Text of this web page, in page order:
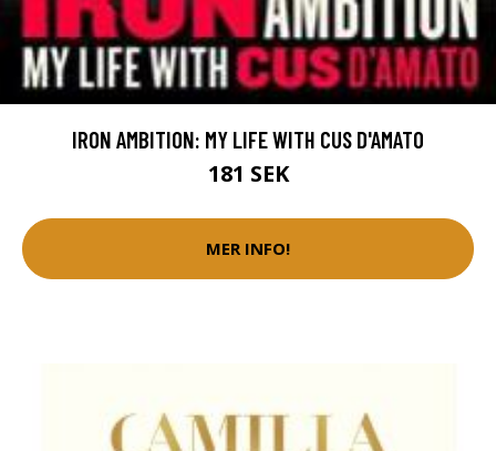
IRON AMBITION: MY LIFE WITH CUS D'AMATO
181 SEK
MER INFO!